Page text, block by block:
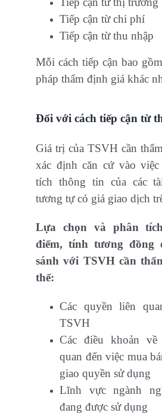
Tiếp cận từ chi phí
Tiếp cận từ thu nhập
Mỗi cách tiếp cận bao
pháp thẩm định giá khác
Đối với cách tiếp cận từ
Giá trị của TSVH cần
xác định căn cứ vào việc
tích thông tin của các
tương tự có giá giao dịch
Lựa chọn và phân
điểm, tính tương đồng
sánh với TSVH cần
thể:
Các quyền liên
TSVH
Các điều khoản
quan đến việc mua
giao quyền sử dụng
Lĩnh vực ngành
đang được sử dụng